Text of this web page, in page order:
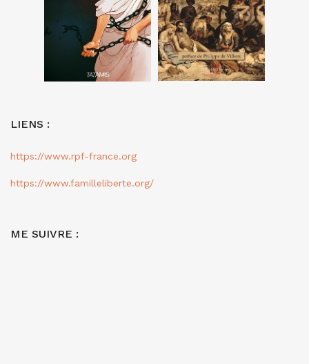
LIENS :
https://www.rpf-france.org
https://www.familleliberte.org/
ME SUIVRE :